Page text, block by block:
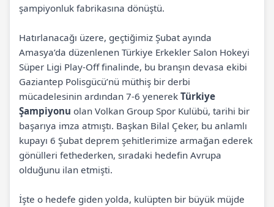
şampiyonluk fabrikasına dönüştü.
Hatırlanacağı üzere, geçtiğimiz Şubat ayında
Amasya’da düzenlenen Türkiye Erkekler Salon Hokeyi
Süper Ligi Play-Off finalinde, bu branşın devasa ekibi
Gaziantep Polisgücü’nü müthiş bir derbi
mücadelesinin ardından 7-6 yenerek Türkiye
Şampiyonu olan Volkan Group Spor Kulübü, tarihi bir
başarıya imza atmıştı. Başkan Bilal Çeker, bu anlamlı
kupayı 6 Şubat deprem şehitlerimize armağan ederek
gönülleri fethederken, sıradaki hedefin Avrupa
olduğunu ilan etmişti.
İşte o hedefe giden yolda, kulüpten bir büyük müjde